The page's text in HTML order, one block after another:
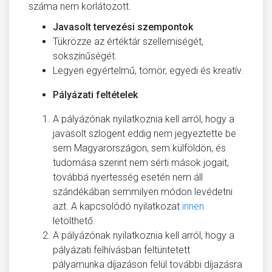
száma nem korlátozott.
Javasolt tervezési szempontok
Tükrözze az értéktár szellemiségét,
sokszínűségét.
Legyen egyértelmű, tömör, egyedi és kreatív.
Pályázati feltételek
A pályázónak nyilatkoznia kell arról, hogy a
javasolt szlogent eddig nem jegyeztette be
sem Magyarországon, sem külföldön, és
tudomása szerint nem sérti mások jogait,
továbbá nyertesség esetén nem áll
szándékában semmilyen módon levédetni
azt. A kapcsolódó nyilatkozat innen
letölthető.
A pályázónak nyilatkoznia kell arról, hogy a
pályázati felhívásban feltüntetett
pályamunka díjazáson felül további díjazásra